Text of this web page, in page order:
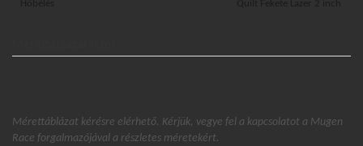
Mérettáblázat kérésre elérhető. Kérjük, vegye fel a kapcsolatot a Mugen
Race forgalmazójával a részletes méretekért.